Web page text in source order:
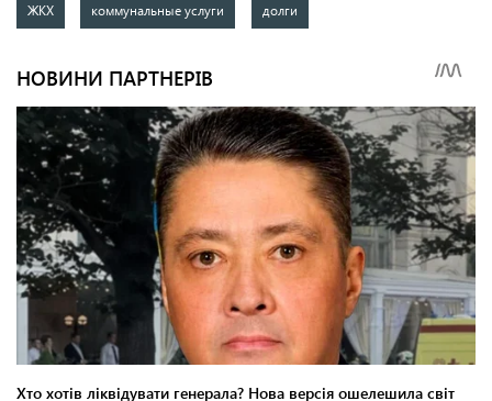
ЖКХ коммунальные услуги долги